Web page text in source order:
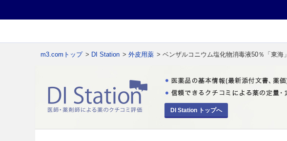
m3.comトップ > DI Station > 外皮用薬 > ベンザルコニウム塩化物消毒液50％「東海」
DI Station トップへ